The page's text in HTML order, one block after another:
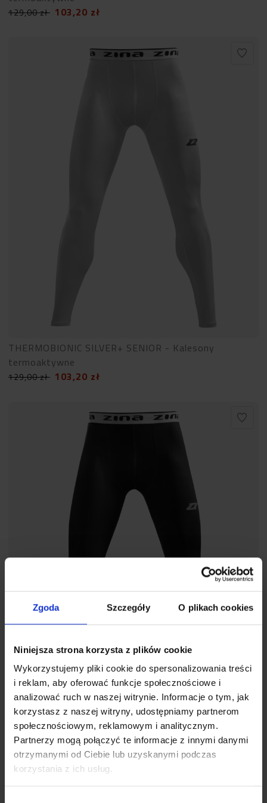
Zgoda Szczegóły O plikach cookies
Niniejsza strona korzysta z plików cookie
Wykorzystujemy pliki cookie do spersonalizowania treści
i reklam, aby oferować funkcje społecznościowe i
analizować ruch w naszej witrynie. Informacje o tym, jak
korzystasz z naszej witryny, udostępniamy partnerom
społecznościowym, reklamowym i analitycznym.
Partnerzy mogą połączyć te informacje z innymi danymi
otrzymanymi od Ciebie lub uzyskanymi podczas
korzystania z ich usług.
129,00zł 103,20 zł
THERMOBIONIC SILVER+ SENIOR - Kalesony
termoaktywne
129,00zł 103,20 zł
THERMOBIONIC SILVER+ JUNIOR - Kalesony
termoaktywne
129,00zł